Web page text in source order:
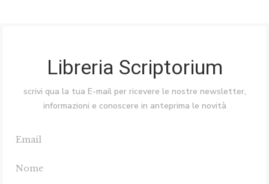
Libreria Scriptorium
scrivi qua la tua E-mail per ricevere le nostre newsletter,
informazioni e conoscere in anteprima le novità